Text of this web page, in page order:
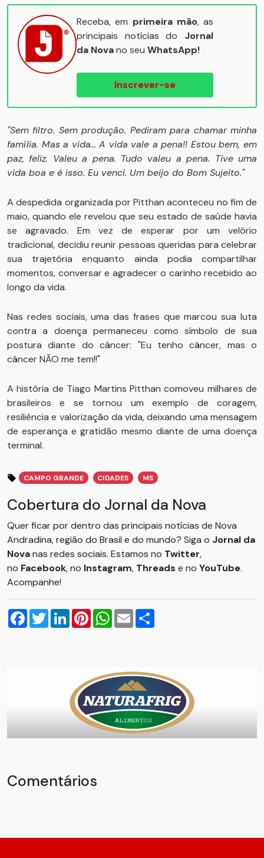
Receba, em primeira mão, as
principais notícias do Jornal
da Novano seu WhatsApp!
Inscrever-se
"Sem filtro. Sem produção. Pediram para chamar minha
família. Mas a vida... A vida vale a pena!! Estou bem, em
paz, feliz. Valeu a pena. Tudo valeu a pena. Tive uma
vida boa e é isso. Eu venci. Um beijo do Bom Sujeito."
A despedida organizada por Pitthan aconteceu no fim de
maio, quando ele revelou que seu estado de saúde havia
se agravado. Em vez de esperar por um velório
tradicional, decidiu reunir pessoas queridas para celebrar
sua trajetória enquanto ainda podia compartilhar
momentos, conversar e agradecer o carinho recebido ao
longo da vida.
Nas redes sociais, uma das frases que marcou sua luta
contra a doença permaneceu como símbolo de sua
postura diante do câncer: "Eu tenho câncer, mas o
câncer NÃO me tem!!"
A história de Tiago Martins Pitthan comoveu milhares de
brasileiros e se tornou um exemplo de coragem,
resiliência e valorização da vida, deixando uma mensagem
de esperança e gratidão mesmo diante de uma doença
terminal.
CAMPO GRANDE CIDADES MS
Cobertura do Jornal da Nova
Quer ficar por dentro das principais notícias de Nova
Andradina, região do Brasil e do mundo? Siga o Jornal da
Novanas redes sociais. Estamos no Twitter,
no Facebook, no Instagram, Threads e no YouTube.
Acompanhe!
Facebook
TwitterLinkedInPinterestWhatsApp
Email
Comentários